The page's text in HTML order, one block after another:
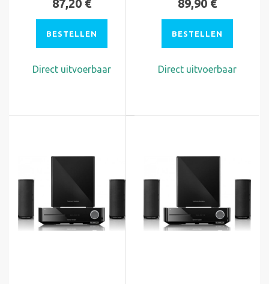
87,20 €
BESTELLEN
Direct uitvoerbaar
89,90 €
BESTELLEN
Direct uitvoerbaar